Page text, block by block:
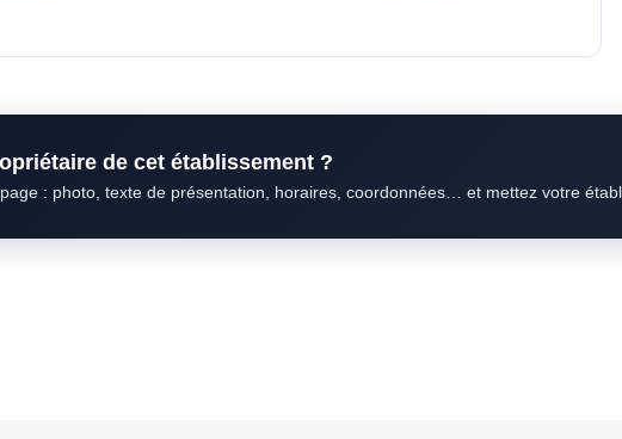
de cet établissement ?
: photo, texte de présentation, horaires, coordonnées… et mettez votre